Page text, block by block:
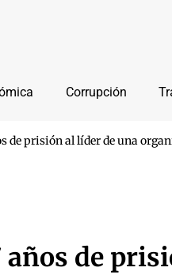
Corrupción
de prisión al líder de una
de